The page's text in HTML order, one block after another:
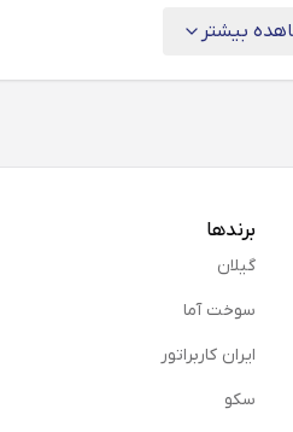
بیشتر
برندها
گیلان
سوخت آما
ایران کاربراتور
سکو